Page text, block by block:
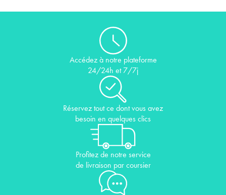
Accédez à notre plateforme
24/24h et 7/7j
Réservez tout ce dont vous avez
besoin en quelques clics
Profitez de notre service
de livraison par coursier